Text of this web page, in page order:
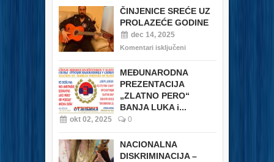
ČINJENICE SREĆE UZ
PROLAZEĆE GODINE
dec 14, 2025
Komentari isključeni
MEĐUNARODNA
PREZENTACIJA
„ZLATNO PERO“
BANJA LUKA i...
okt 02, 2025 0
NACIONALNA
DISKRIMINACIJA –